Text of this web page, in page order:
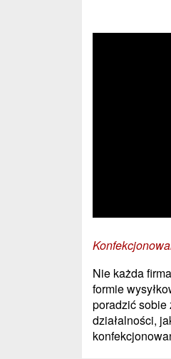
Nie każda
formie
poradzić sobie
działalności,